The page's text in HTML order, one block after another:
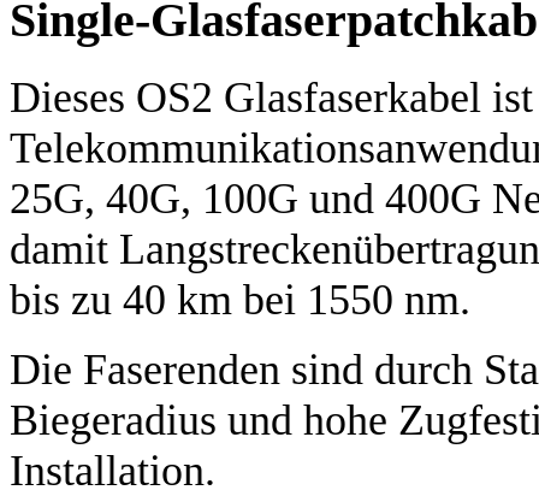
Single-
Dieses OS2 Glasfaserkabel
25G, 40G, 100G und 400G
damit
bis zu 40 km bei 1550 nm.
Die Faserenden sind durch
Biegeradius und hohe
Installation.